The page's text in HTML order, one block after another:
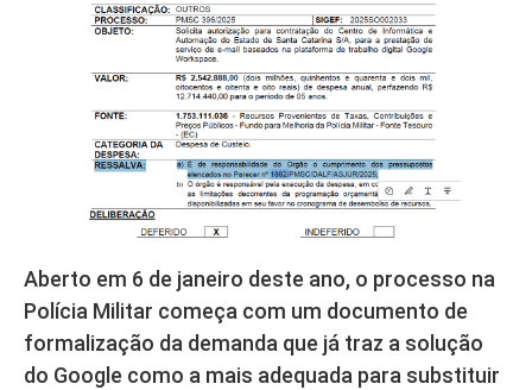
Aberto em 6 de janeiro deste ano, o processo na
Polícia Militar começa com um documento de
formalização da demanda que já traz a solução
do Google como a mais adequada para substituir